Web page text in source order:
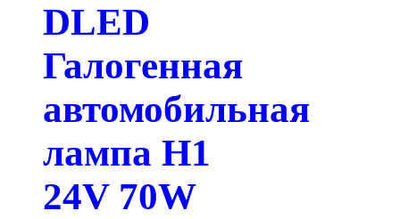
DLED
Галогенная
автомобильная
лампа H1
24V 70W